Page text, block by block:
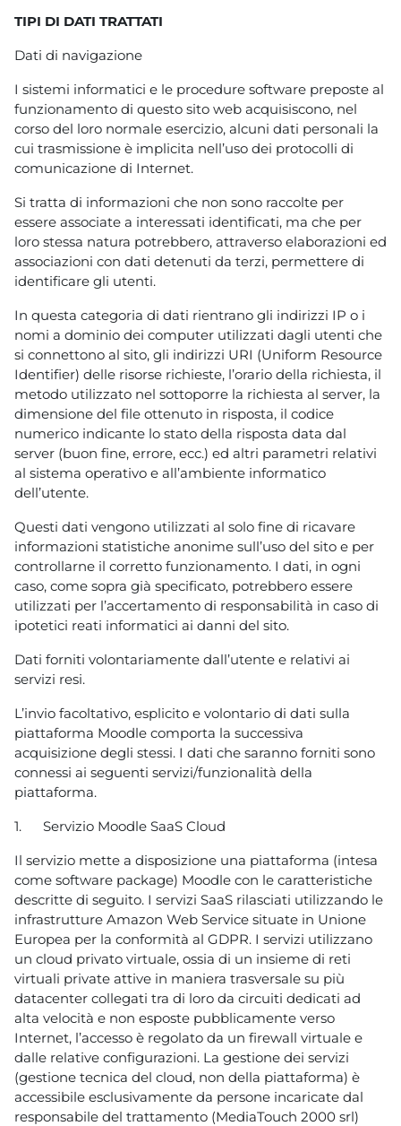
TIPI DI DATI TRATTATI
Dati di navigazione
I sistemi informatici e le procedure software preposte al
funzionamento di questo sito web acquisiscono, nel
corso del loro normale esercizio, alcuni dati personali la
cui trasmissione è implicita nell’uso dei protocolli di
comunicazione di Internet.
Si tratta di informazioni che non sono raccolte per
essere associate a interessati identificati, ma che per
loro stessa natura potrebbero, attraverso elaborazioni ed
associazioni con dati detenuti da terzi, permettere di
identificare gli utenti.
In questa categoria di dati rientrano gli indirizzi IP o i
nomi a dominio dei computer utilizzati dagli utenti che
si connettono al sito, gli indirizzi URI (Uniform Resource
Identifier) delle risorse richieste, l’orario della richiesta, il
metodo utilizzato nel sottoporre la richiesta al server, la
dimensione del file ottenuto in risposta, il codice
numerico indicante lo stato della risposta data dal
server (buon fine, errore, ecc.) ed altri parametri relativi
al sistema operativo e all’ambiente informatico
dell’utente.
Questi dati vengono utilizzati al solo fine di ricavare
informazioni statistiche anonime sull’uso del sito e per
controllarne il corretto funzionamento. I dati, in ogni
caso, come sopra già specificato, potrebbero essere
utilizzati per l’accertamento di responsabilità in caso di
ipotetici reati informatici ai danni del sito.
Dati forniti volontariamente dall’utente e relativi ai
servizi resi.
L’invio facoltativo, esplicito e volontario di dati sulla
piattaforma Moodle comporta la successiva
acquisizione degli stessi. I dati che saranno forniti sono
connessi ai seguenti servizi/funzionalità della
piattaforma.
1.
Servizio Moodle SaaS Cloud
Il servizio mette a disposizione una piattaforma (intesa
come software package) Moodle con le caratteristiche
descritte di seguito. I servizi SaaS rilasciati utilizzando le
infrastrutture Amazon Web Service situate in Unione
Europea per la conformità al GDPR. I servizi utilizzano
un cloud privato virtuale, ossia di un insieme di reti
virtuali private attive in maniera trasversale su più
datacenter collegati tra di loro da circuiti dedicati ad
alta velocità e non esposte pubblicamente verso
Internet, l’accesso è regolato da un firewall virtuale e
dalle relative configurazioni. La gestione dei servizi
(gestione tecnica del cloud, non della piattaforma) è
accessibile esclusivamente da persone incaricate dal
responsabile del trattamento (MediaTouch 2000 srl)